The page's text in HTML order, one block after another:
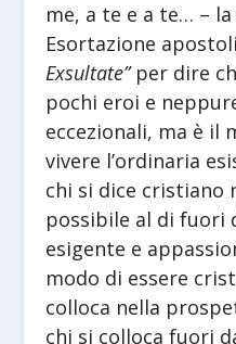
me, a te e a te… –
Esortazione
Exsultate”per dire
pochi eroi e
eccezionali, ma è il
vivere l’ordinaria
chi si dice cristiano
possibile al di fuori
esigente e
modo di essere
colloca nella
chi si colloca fuori